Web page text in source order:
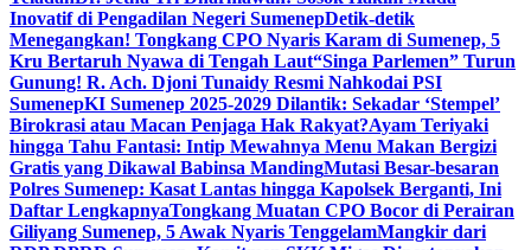
Inovatif di Pengadilan Negeri SumenepDetik-detik
Menegangkan! Tongkang CPO Nyaris Karam di Sumenep, 5
Kru Bertaruh Nyawa di Tengah Laut“Singa Parlemen” Turun
Gunung! R. Ach. Djoni Tunaidy Resmi Nahkodai PSI
SumenepKI Sumenep 2025-2029 Dilantik: Sekadar ‘Stempel’
Birokrasi atau Macan Penjaga Hak Rakyat?Ayam Teriyaki
hingga Tahu Fantasi: Intip Mewahnya Menu Makan Bergizi
Gratis yang Dikawal Babinsa MandingMutasi Besar-besaran
Polres Sumenep: Kasat Lantas hingga Kapolsek Berganti, Ini
Daftar LengkapnyaTongkang Muatan CPO Bocor di Perairan
Giliyang Sumenep, 5 Awak Nyaris TenggelamMangkir dari